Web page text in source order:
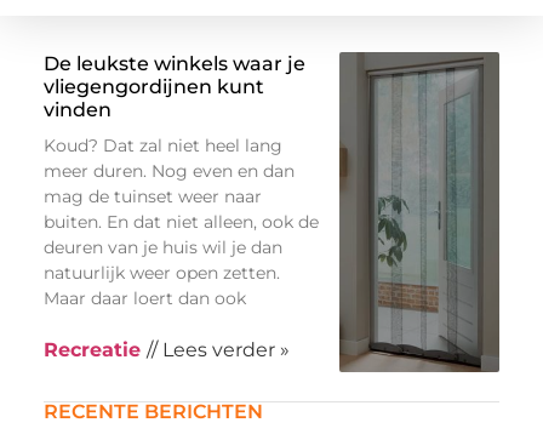
RECENTE BERICHTEN
De leukste winkels waar je
vliegengordijnen kunt
vinden
Koud? Dat zal niet heel lang
meer duren. Nog even en dan
mag de tuinset weer naar
buiten. En dat niet alleen, ook de
deuren van je huis wil je dan
natuurlijk weer open zetten.
Maar daar loert dan ook
Recreatie // Lees verder »